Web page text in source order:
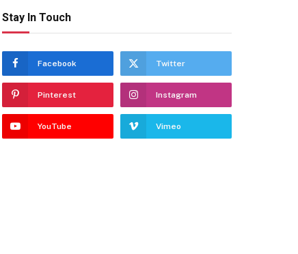
Stay In Touch
Facebook Twitter
Pinterest Instagram
YouTube Vimeo